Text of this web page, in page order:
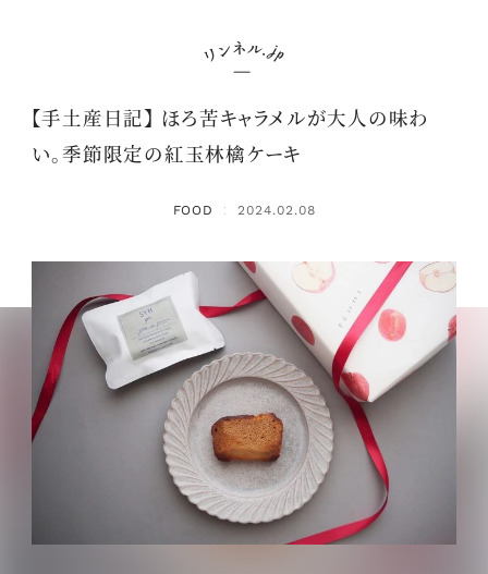
【手土産日記】 ほろ苦キャラメルが大人の味わ
い。季節限定の紅玉林檎ケーキ
FOOD ： 2024.02.08